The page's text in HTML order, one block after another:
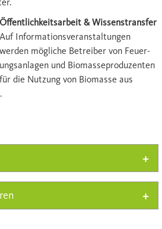
Öffentlichkeitsarbeit & Wissenstransfer
Auf Informations­ver­an­stal­tungen
werden mögliche Betreiber von Feuer­
ungs­anlagen und Biomasseproduzenten
für die Nutzung von Biomasse aus